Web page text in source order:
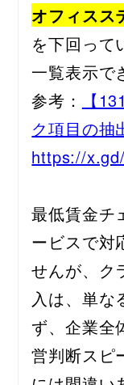
オフィスス
を下回って
一覧表示で
参考：
【
ク項目の抽
https://
最低賃金チ
ービスで対
せんが、ク
入は、単な
ず、企業全
営判断スピ